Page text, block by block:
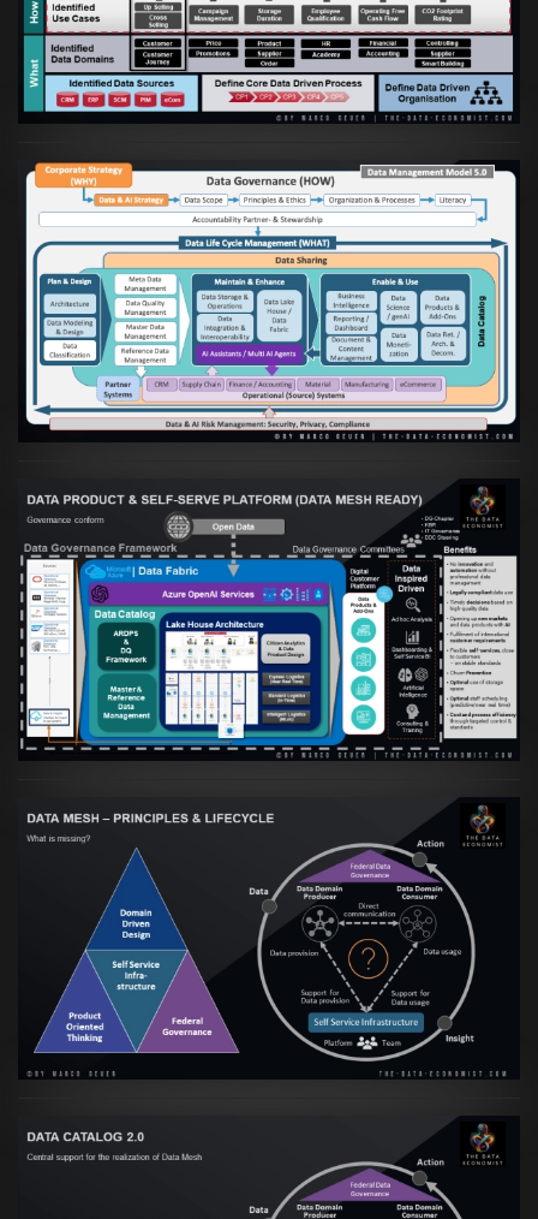
VIEW
Artikel:Die moderne Architektur für
Daten- und KI-orientierte Unternehmen
VIEW
Artikel:Warum eine Data Governance
orientierte Data Fabric essenziell für
skalierbare qualitative Datenprodukte ist
VIEW
Artikel:Data Mesh Ökosysteme: Die
Transformation zur Data Inspired Human
Culture
VIEW